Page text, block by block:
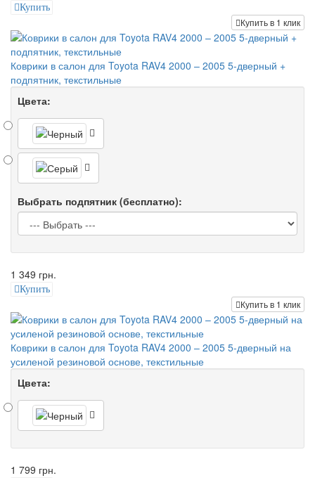
Купить
Купить в 1 клик
Коврики в салон для Toyota RAV4 2000 – 2005 5-дверный +
подпятник, текстильные
Цвета:
Выбрать подпятник (бесплатно):
1 349 грн.
Купить
Купить в 1 клик
Коврики в салон для Toyota RAV4 2000 – 2005 5-дверный на
усиленой резиновой основе, текстильные
Цвета:
1 799 грн.